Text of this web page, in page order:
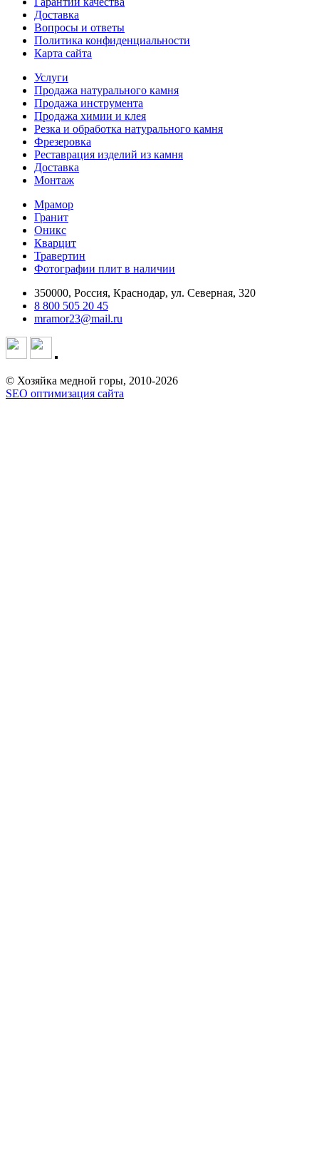
Доставка
Вопросы и ответы
Политика конфиденциальности
Карта сайта
Услуги
Продажа натурального камня
Продажа инструмента
Продажа химии и клея
Резка и обработка натурального камня
Фрезеровка
Реставрация изделий из камня
Доставка
Монтаж
Мрамор
Гранит
Оникс
Кварцит
Травертин
Фотографии плит в наличии
350000, Россия, Краснодар, ул. Северная, 320
8 800 505 20 45
mramor23@mail.ru
© Хозяйка медной горы, 2010-2026
SEO оптимизация сайта